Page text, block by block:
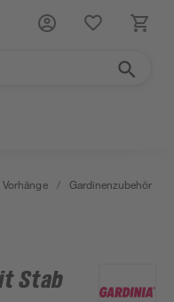
/ Gardinenzubehör
Stab